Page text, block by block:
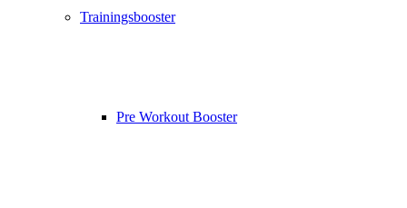
Trainingsbooster
Pre Workout Booster